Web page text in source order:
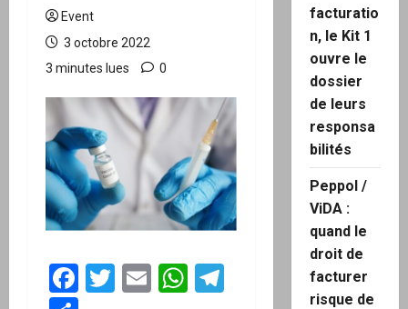
Event
3 octobre 2022
3 minutes lues
0
Facebook
Twitter
EmailWhatsApp
Telegram
facturatio
n, le Kit 1
ouvre le
dossier
de leurs
responsa
bilités
Peppol /
ViDA :
quand le
droit de
facturer
risque de